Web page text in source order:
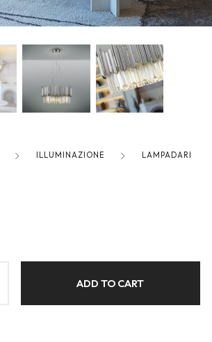
Privacy Policy
Blog
ILLUMINAZIONE LAMPADARI
ADD TO CART